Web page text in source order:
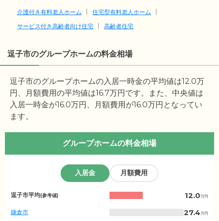
介護付き有料老人ホーム
住宅型有料老人ホーム
サービス付き高齢者向け住宅
高齢者住宅
逗子市のグループホームの料金相場
逗子市のグループホームの入居一時金の平均値は12.0万
円、月額費用の平均値は16.7万円です。また、中央値は
入居一時金が16.0万円、月額費用が16.0万円となってい
ます。
グループホームの料金相場
入居金 月額費用
神
奈
川
県
逗子市平均(参考値) 12.0万円
鎌倉市 27.4万円